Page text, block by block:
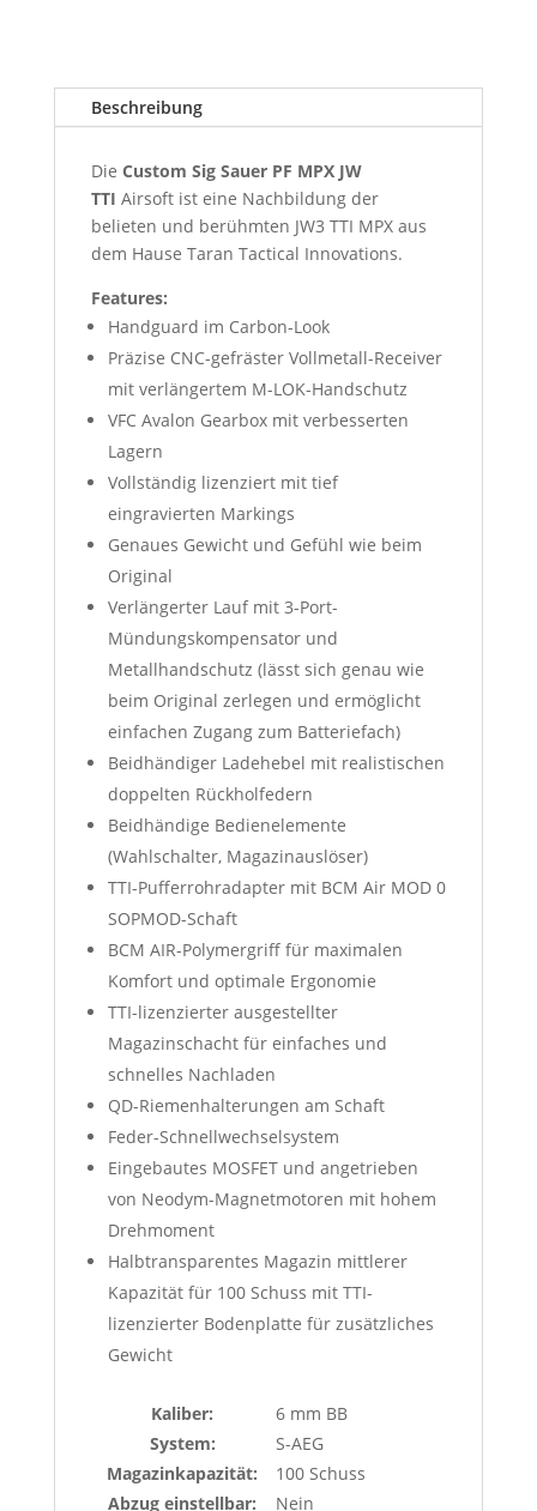
Beschreibung
Die Custom Sig Sauer PF MPX JW
TTI Airsoft ist eine Nachbildung der
belieten und berühmten JW3 TTI MPX aus
dem Hause Taran Tactical Innovations.
Features:
Handguard im Carbon-Look
Präzise CNC-gefräster Vollmetall-Receiver
mit verlängertem M-LOK-Handschutz
VFC Avalon Gearbox mit verbesserten
Lagern
Vollständig lizenziert mit tief
eingravierten Markings
Genaues Gewicht und Gefühl wie beim
Original
Verlängerter Lauf mit 3-Port-
Mündungskompensator und
Metallhandschutz (lässt sich genau wie
beim Original zerlegen und ermöglicht
einfachen Zugang zum Batteriefach)
Beidhändiger Ladehebel mit realistischen
doppelten Rückholfedern
Beidhändige Bedienelemente
(Wahlschalter, Magazinauslöser)
TTI-Pufferrohradapter mit BCM Air MOD 0
SOPMOD-Schaft
BCM AIR-Polymergriff für maximalen
Komfort und optimale Ergonomie
TTI-lizenzierter ausgestellter
Magazinschacht für einfaches und
schnelles Nachladen
QD-Riemenhalterungen am Schaft
Feder-Schnellwechselsystem
Eingebautes MOSFET und angetrieben
von Neodym-Magnetmotoren mit hohem
Drehmoment
Halbtransparentes Magazin mittlerer
Kapazität für 100 Schuss mit TTI-
lizenzierter Bodenplatte für zusätzliches
Gewicht
Kaliber:
6 mm BB
System:
S-AEG
Magazinkapazität:
100 Schuss
Abzug einstellbar:
Nein